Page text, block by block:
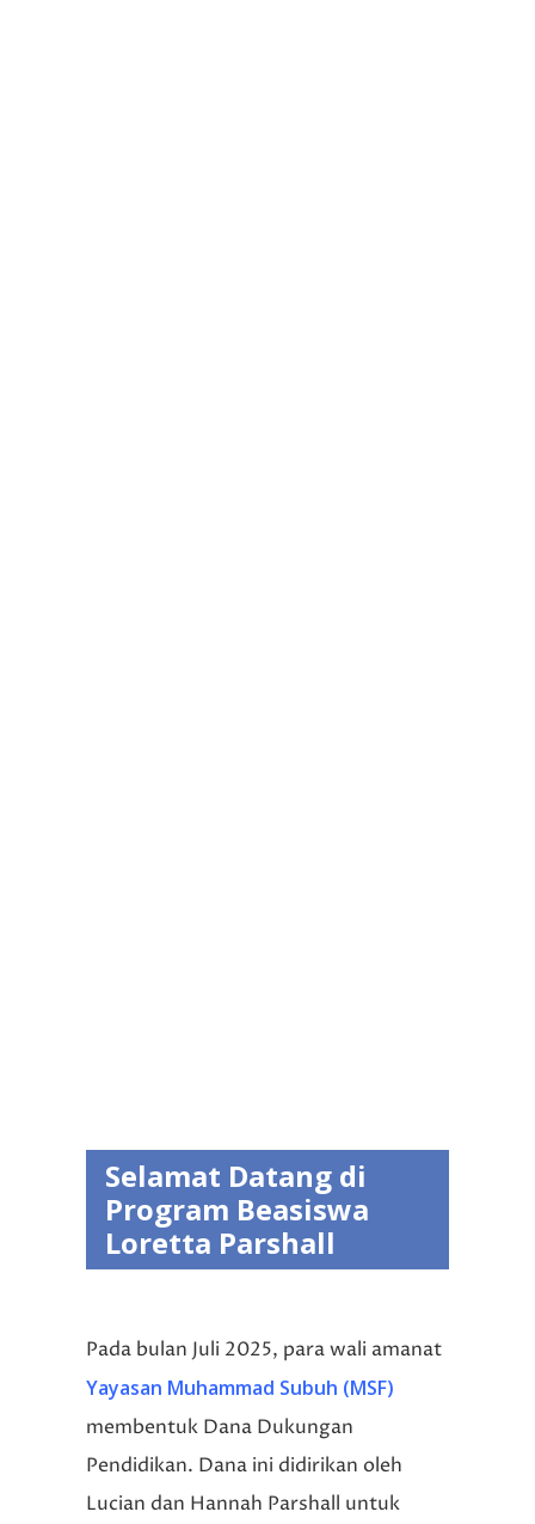
Selamat Datang di
Program Beasiswa
Loretta Parshall
Pada bulan Juli 2025, para wali amanat
Yayasan Muhammad Subuh (MSF)
membentuk Dana Dukungan
Pendidikan. Dana ini didirikan oleh
Lucian dan Hannah Parshall untuk